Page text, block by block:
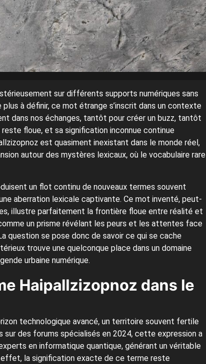
sur différents supports numériques sans
à définir, ce mot étrange s’inscrit dans un contexte
dans nos échanges, tantôt pour créer un buzz, tantôt
floue, et sa signification inconnue continue
est quasiment inexistant dans le monde réel,
autour des mystères lexicaux, où le vocabulaire rare
un flot continu de nouveaux termes souvent
aberration lexicale captivante. Ce mot inventé, peut-
illustre parfaitement la frontière floue entre réalité et
un prisme révélant les peurs et les attentes face
question se pose donc de savoir ce qui se cache
trouve une quelconque place dans un domaine
urbaine numérique.
Haipallzizopnoz dans le
technologique avancé, un territoire souvent fertile
des forums spécialisés en 2024, cette expression a
en informatique quantique, générant un véritable
effet, la signification exacte de ce terme reste